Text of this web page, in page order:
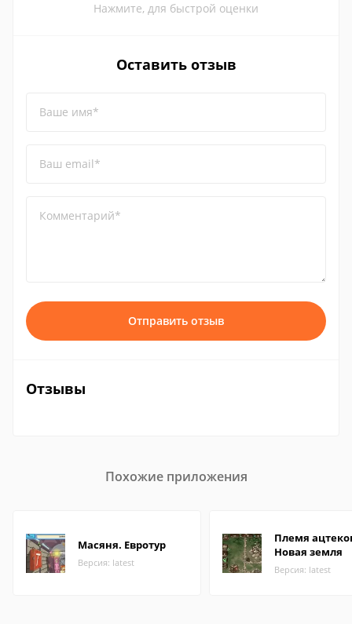
Нажмите, для быстрой оценки
Оставить отзыв
Ваше имя*
Ваш email*
Комментарий*
Отправить отзыв
Отзывы
Похожие приложения
Масяня. Евротур
Версия: latest
Племя
Новая земля
Версия: latest